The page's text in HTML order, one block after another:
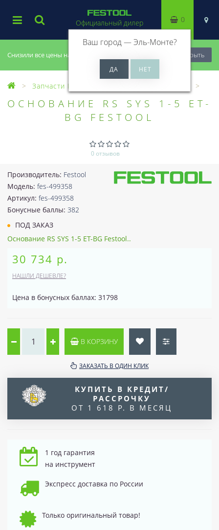
Снизили все цены на 20%, успей купить! Закрыть
Официальный дилер
Ваш город —Эль-Монте?
0
Запчасти Festool
ОСНОВАНИЕ RS SYS 1-5 ET-
BG FESTOOL
0 отзывов
Производитель: Festool
Модель: fes-499358
Артикул: fes-499358
Бонусные баллы: 382
ПОД ЗАКАЗ
Основание RS SYS 1-5 ET-BG Festool..
30 734 р.
НАШЛИ ДЕШЕВЛЕ?
Цена в бонусных баллах: 31798
В КОРЗИНУ
ЗАКАЗАТЬ В ОДИН КЛИК
КУПИТЬ В КРЕДИТ/
РАССРОЧКУ
ОТ 1 618 Р. В МЕСЯЦ
1 год гарантия
на инструмент
Экспресс доставка по России
Только оригинальный товар!